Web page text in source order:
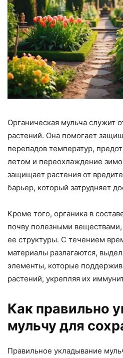
Органическая мульча служит
растений. Она помогает
перепадов температур,
летом и переохлаждение
защищает растения от
барьер, который затрудняет
Кроме того, органика в
почву полезными
ее структуры. С течением
материалы разлагаются,
элементы, которые
растений, укрепляя их
Как правильно
мульчу для
Правильное укладывание